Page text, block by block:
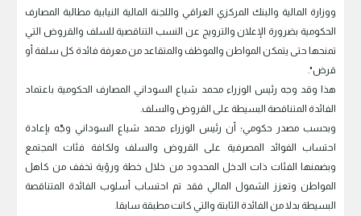
ووزارة المالية والبنك المركزي العراقي واللجنة المالية النيابية مطالبة المصارف
الحكومية بضرورة الإعلان والترويج عن النسب التناقصية للسلف والقروض التي
تمنحها حتى يتمكن المواطن والموظف والمتقاعد من معرفة فائدة كل سلفة أو
قرض".
هذا وقد وجه رئيس الوزراء محمد شياع السوداني المصارف الحكومية باعتماد
الفائدة المتناقصة البسيطة على القروض والسلف.
وبحسب مصدر حكومي؛ أن رئيس الوزراء محمد شياع السوداني وجّه بإعادة
احتساب الفوائد المصرفية على القروض والسلف ولكافة فئات المجتمع
وبضمنها الفئات ذات الدخل المحدود من خلال خطة ورؤية تخفف من كاهل
المواطن وتعزز الشمول المالي فقد تم احتساب أسلوب الفائدة المتناقصة
البسيطة بدلا من الفائدة الثابتة والتي كانت مطبقة سابقا.